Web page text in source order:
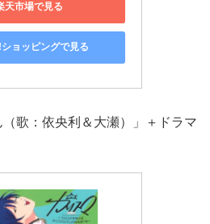
天市場で見る
ョッピングで見る
歌：依央利＆大瀬）」＋ドラマ